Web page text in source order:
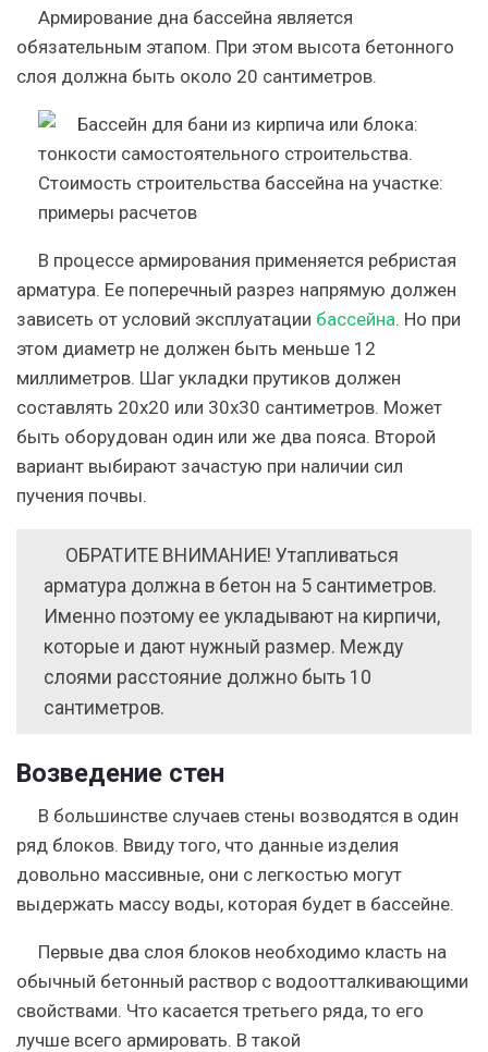
Армирование дна бассейна является
обязательным этапом. При этом высота бетонного
слоя должна быть около 20 сантиметров.
В процессе армирования применяется ребристая
арматура. Ее поперечный разрез напрямую должен
зависеть от условий эксплуатации бассейна. Но при
этом диаметр не должен быть меньше 12
миллиметров. Шаг укладки прутиков должен
составлять 20х20 или 30х30 сантиметров. Может
быть оборудован один или же два пояса. Второй
вариант выбирают зачастую при наличии сил
пучения почвы.
ОБРАТИТЕ ВНИМАНИЕ! Утапливаться
арматура должна в бетон на 5 сантиметров.
Именно поэтому ее укладывают на кирпичи,
которые и дают нужный размер. Между
слоями расстояние должно быть 10
сантиметров.
Возведение стен
В большинстве случаев стены возводятся в один
ряд блоков. Ввиду того, что данные изделия
довольно массивные, они с легкостью могут
выдержать массу воды, которая будет в бассейне.
Первые два слоя блоков необходимо класть на
обычный бетонный раствор с водоотталкивающими
свойствами. Что касается третьего ряда, то его
лучше всего армировать. В такой